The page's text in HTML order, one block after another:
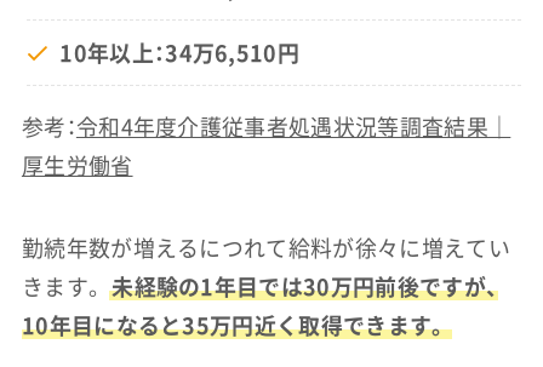
10年以上：34万6,510円
参考：令和4年度介護従事者処遇状況等調査結果｜
厚生労働省
勤続年数が増えるにつれて給料が徐々に増えてい
きます。
未経験の1年目では30万円前後ですが、
10年目になると35万円近く取得できます。